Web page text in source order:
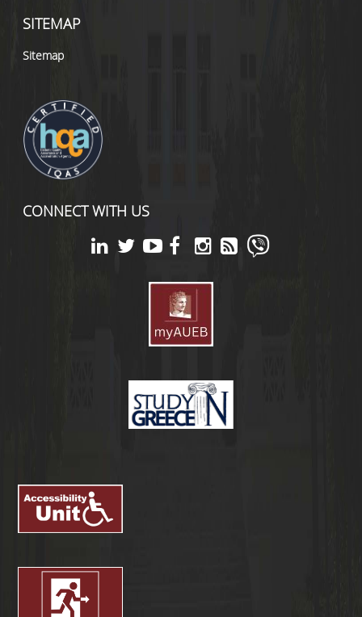
SITEMAP
Sitemap
CONNECT WITH US